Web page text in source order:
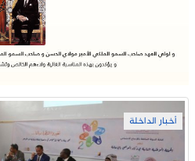
أخبار الداخلة